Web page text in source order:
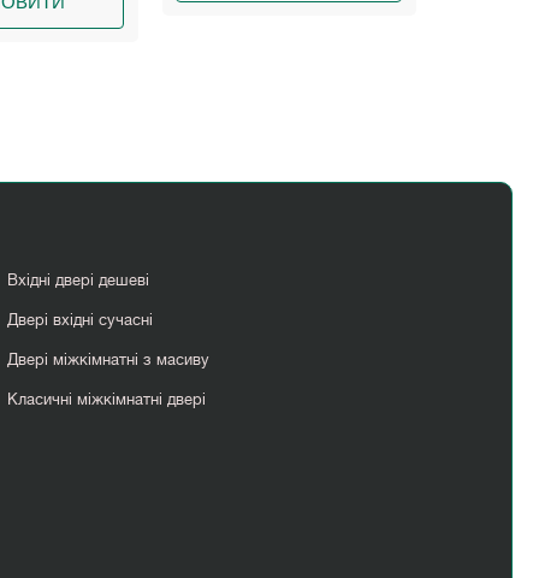
Вхідні двері дешеві
Двері вхідні сучасні
Двері міжкімнатні з масиву
Класичні міжкімнатні двері